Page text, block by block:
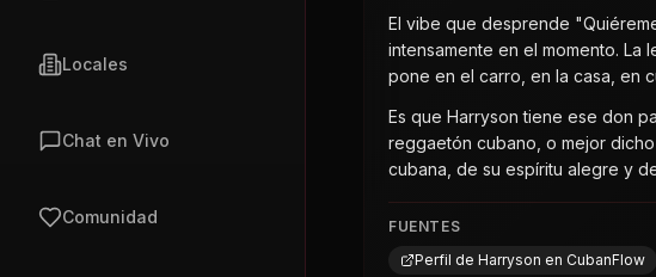
Locales
Chat en Vivo
Comunidad
El vibe que desprende
intensamente en el momento.
pone en el carro, en la casa, en
Es que Harryson tiene ese don
reggaetón cubano, o mejor
cubana, de su espíritu alegre y
FUENTES
Perfil de Harryson en CubanFlow